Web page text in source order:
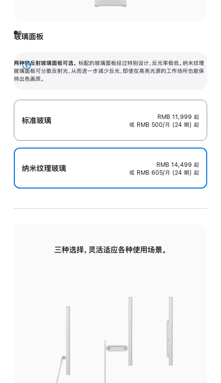
玻璃面板
两种抗反射玻璃面板可选。 标配的玻璃面板经过特别设计，反光率极低。纳米纹理
玻璃面板可分散反射光，从而进一步减少反光，即使在高亮光源的工作场所也能保
持出色画质。
展
开
标准玻璃 RMB 11,999 起
或 RMB 500/月 (24 期) 起
纳米纹理玻璃 RMB 14,499 起
或 RMB 605/月 (24 期) 起
三种选择，灵活适应各种使用场景。